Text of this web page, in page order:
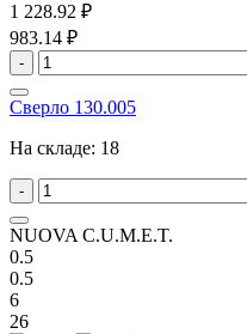
1 228.92 ₽
983.14 ₽
-
Сверло 130.005
На складе: 18
-
NUOVA C.U.M.E.T.
0.5
0.5
6
26